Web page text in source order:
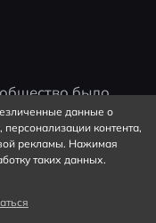
было
на новые
и Square Enix.
но другие
интерес у
данные о
контента,
рекламы. Нажимая
таких данных.